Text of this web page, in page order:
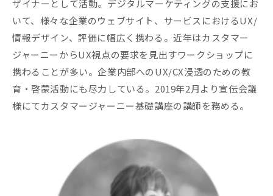
ザイナーとして活動。デジタルマーケティングの支援にお
いて、様々な企業のウェブサイト、サービスにおけるUX/
情報デザイン、評価に幅広く携わる。近年はカスタマー
ジャーニーからUX視点の要求を見出すワークショップに
携わることが多い。企業内部へのUX/CX浸透のための教
育・啓蒙活動にも尽力している。2019年2月より宣伝会議
様にてカスタマージャーニー基礎講座の講師を務める。